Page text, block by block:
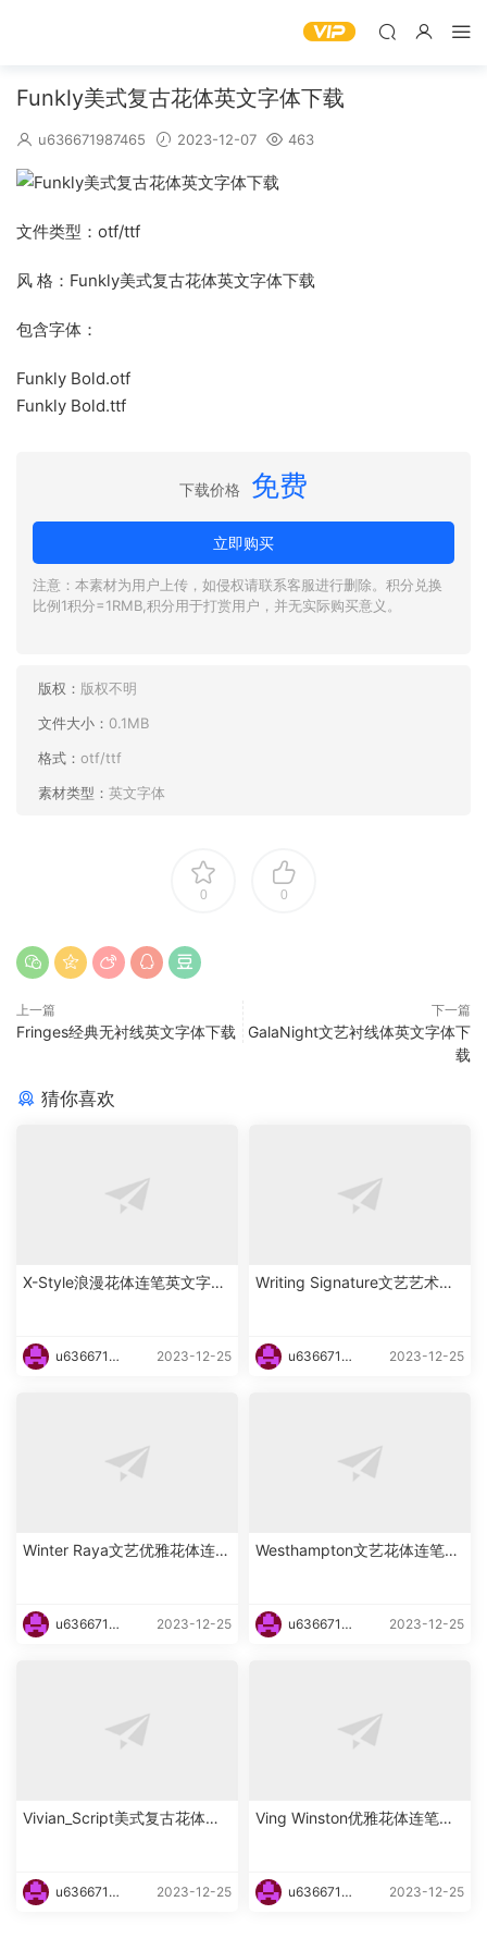
Funkly美式复古花体英文字体下载
u636671987465 2023-12-07 463
文件类型：otf/ttf
风 格：Funkly美式复古花体英文字体下载
包含字体：
Funkly Bold.otf
Funkly Bold.ttf
下载价格 免费
立即购买
注意：本素材为用户上传，如侵权请联系客服进行删除。积分兑换
比例1积分=1RMB,积分用于打赏用户，并无实际购买意义。
版权： 版权不明
文件大小： 0.1MB
格式： otf/ttf
素材类型： 英文字体
0 0
上一篇
Fringes经典无衬线英文字体下载
下一篇
GalaNight文艺衬线体英文字体下
载
猜你喜欢
X-Style浪漫花体连笔英文字体
u6366719
2023-12-25
Writing Signature文艺艺术花
u6366719
2023-12-25
Winter Raya文艺优雅花体连笔
u6366719
2023-12-25
Westhampton文艺花体连笔英
u6366719
2023-12-25
Vivian_Script美式复古花体英
u6366719
2023-12-25
Ving Winston优雅花体连笔英
u6366719
2023-12-25